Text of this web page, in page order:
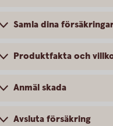
Samla dina
Produktfakta och
Anmäl skada
Avsluta försäkring